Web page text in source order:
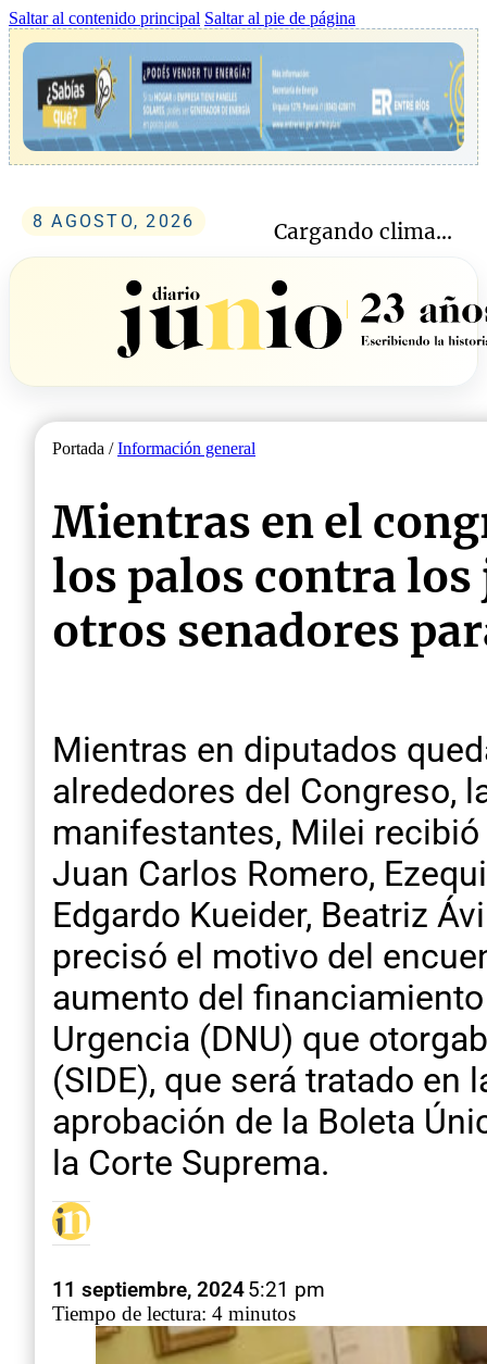
Saltar al contenido principal Saltar al pie de página
8 AGOSTO, 2026 Cargando clima...
Portada /Información general
Mientras en el
los palos contra
otros senadores
Mientras en diputados
alrededores del Congreso,
manifestantes, Milei
Juan Carlos Romero,
Edgardo Kueider, Beatriz
precisó el motivo del
aumento del
Urgencia (DNU) que
(SIDE), que será tratado
aprobación de la Boleta
la Corte Suprema.
11 septiembre, 20245:21 pm
Tiempo de lectura: 4 minutos